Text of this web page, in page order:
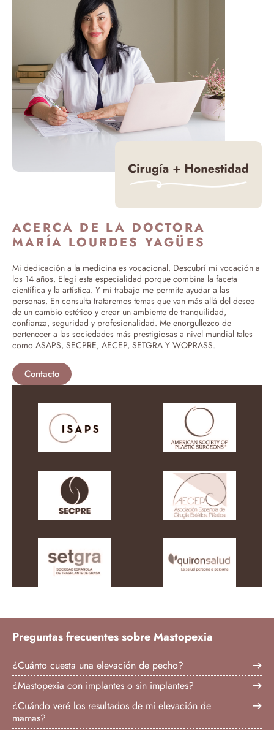
ACERCA DE LA DOCTORA
MARÍA LOURDES YAGÜES
Mi dedicación a la medicina es vocacional. Descubrí mi vocación a
los 14 años. Elegí esta especialidad porque combina la faceta
científica y la artística. Y mi trabajo me permite ayudar a las
personas. En consulta trataremos temas que van más allá del deseo
de un cambio estético y crear un ambiente de tranquilidad,
confianza, seguridad y profesionalidad. Me enorgullezco de
pertenecer a las sociedades más prestigiosas a nivel mundial tales
como ASAPS, SECPRE, AECEP, SETGRA Y WOPRASS.
Contacto
Preguntas frecuentes sobre Mastopexia
¿Cuánto cuesta una elevación de pecho?
¿Mastopexia con implantes o sin implantes?
¿Cuándo veré los resultados de mi elevación de
mamas?